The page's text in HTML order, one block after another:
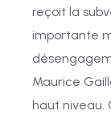
reçoit la
importante
Maurice
haut niveau.